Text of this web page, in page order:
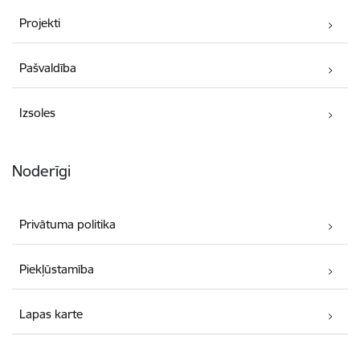
Projekti
Pašvaldība
Izsoles
Noderīgi
Privātuma politika
Piekļūstamība
Lapas karte